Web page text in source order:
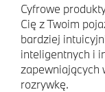
Cyfrowe
Cię z Twoim
bardziej
inteligentnych i
zapewniających
rozrywkę.